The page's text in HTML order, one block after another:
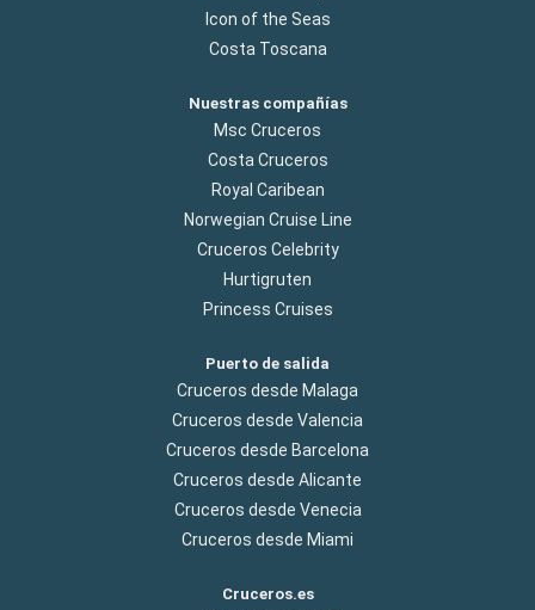
Icon of the Seas
Costa Toscana
Nuestras compañías
Msc Cruceros
Costa Cruceros
Royal Caribean
Norwegian Cruise Line
Cruceros Celebrity
Hurtigruten
Princess Cruises
Puerto de salida
Cruceros desde Malaga
Cruceros desde Valencia
Cruceros desde Barcelona
Cruceros desde Alicante
Cruceros desde Venecia
Cruceros desde Miami
Cruceros.es